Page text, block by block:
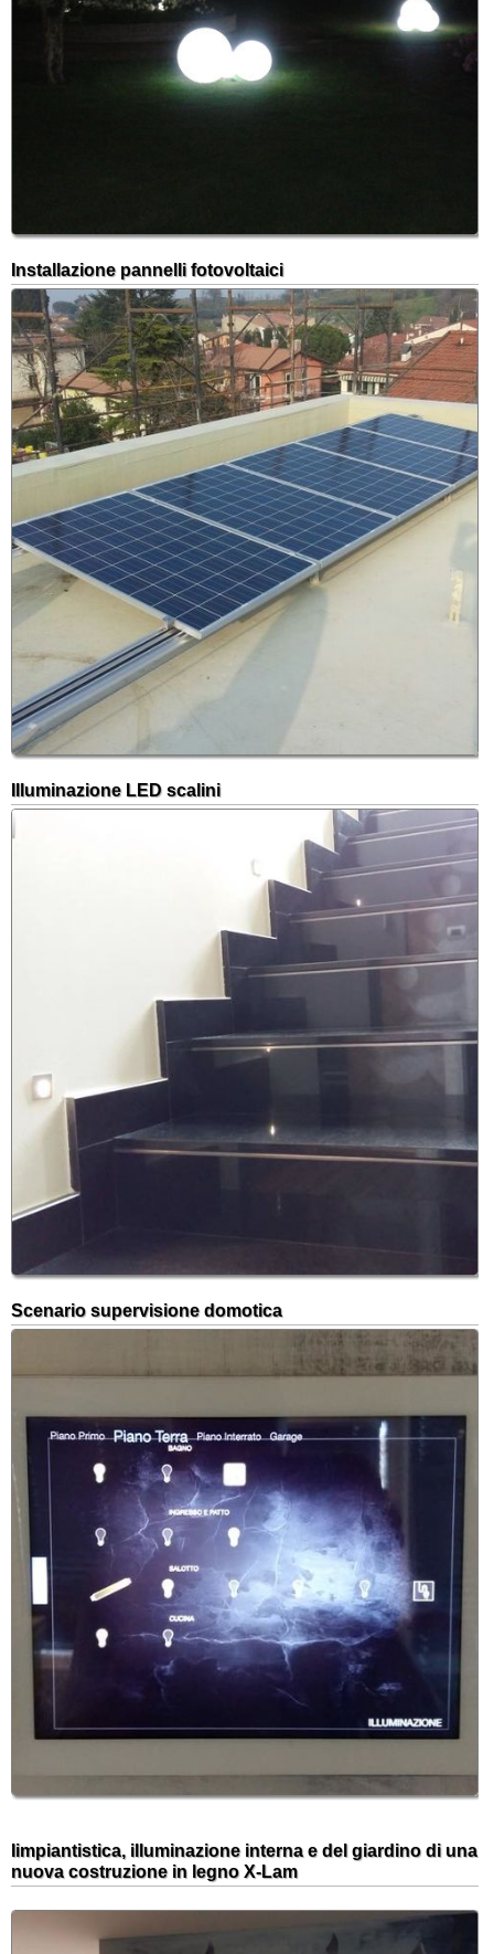
Installazione pannelli fotovoltaici
Illuminazione LED scalini
Scenario supervisione domotica
Iimpiantistica, illuminazione interna e del giardino di una
nuova costruzione in legno X-Lam